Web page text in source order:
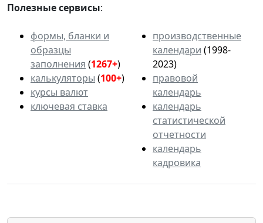
Полезные сервисы:
формы, бланки и
образцы
заполнения (1267+)
калькуляторы (100+)
курсы валют
ключевая ставка
производственные
календари (1998-
2023)
правовой
календарь
календарь
статистической
отчетности
календарь
кадровика